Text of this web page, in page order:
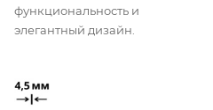
функциональность и
элегантный дизайн.